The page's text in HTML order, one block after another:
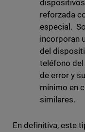
reforzada
especial.
incorporan
del
teléfono del
de error y
mínimo en
similares.
En definitiva, este